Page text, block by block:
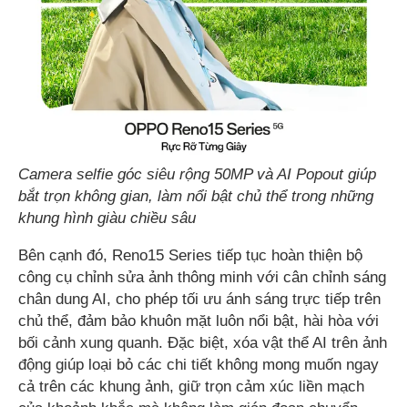
Camera selfie góc siêu rộng 50MP và AI Popout giúp
bắt trọn không gian, làm nổi bật chủ thể trong những
khung hình giàu chiều sâu
Bên cạnh đó, Reno15 Series tiếp tục hoàn thiện bộ
công cụ chỉnh sửa ảnh thông minh với cân chỉnh sáng
chân dung AI, cho phép tối ưu ánh sáng trực tiếp trên
chủ thể, đảm bảo khuôn mặt luôn nổi bật, hài hòa với
bối cảnh xung quanh. Đặc biệt, xóa vật thể AI trên ảnh
động giúp loại bỏ các chi tiết không mong muốn ngay
cả trên các khung ảnh, giữ trọn cảm xúc liền mạch